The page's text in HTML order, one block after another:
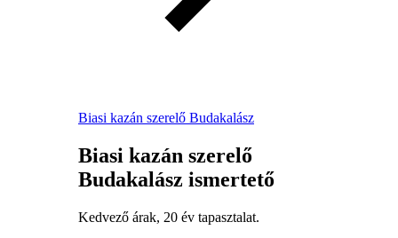
Biasi kazán szerelő Budakalász
Biasi kazán szerelő
Budakalász ismertető
Kedvező árak, 20 év tapasztalat.